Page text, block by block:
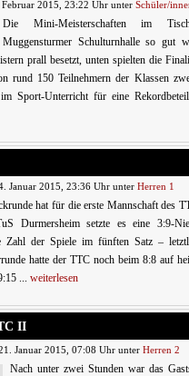
2015, 23:22 Uhr unter Schüler/
Die Mini-Meisterschaften im
Muggensturmer Schulturnhalle so gut
prall besetzt, unten spielten die
rund 150 Teilnehmern der Klassen
Sport-Unterricht für eine
Januar 2015, 23:36 Uhr unter Herren 1
hat für die erste Mannschaft des
Durmersheim setzte es eine 3:9-
Zahl der Spiele im fünften Satz –
hatte der TTC noch beim 8:8 auf
... weiterlesen
II
Januar 2015, 07:08 Uhr unter Herren 2
Nach unter zwei Stunden war das